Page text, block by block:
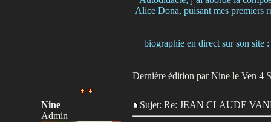
Alice Dona, puisant mes premiers
biographie en direct sur son
Dernière édition par Nine le Ven 4
Nine
Admin
Sujet: Re: JEAN CLAUDE